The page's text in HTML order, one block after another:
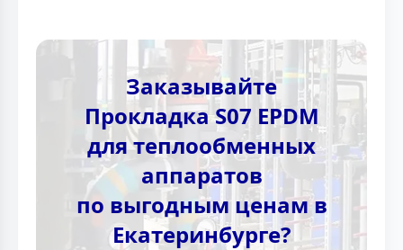
Заказывайте
Прокладка S07 EPDM
для теплообменных
аппаратов
по выгодным ценам в
Екатеринбурге?